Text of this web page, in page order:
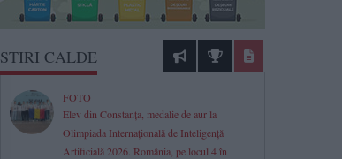
STIRI CALDE
FOTO
Elev din Constanța, medalie de aur la
Olimpiada Internațională de Inteligență
Artificială 2026. România, pe locul 4 în